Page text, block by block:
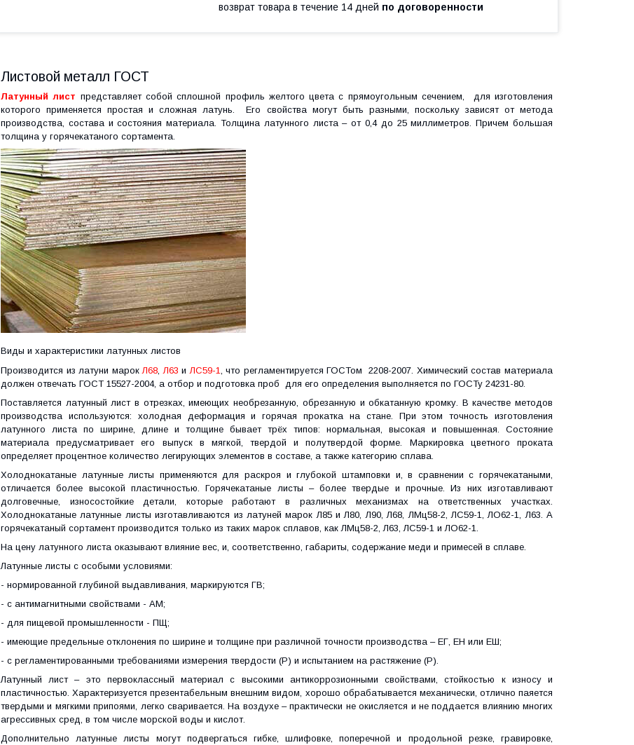
возврат товара в течение 14 дней по договоренности
Листовой металл ГОСТ
Латунный лист представляет собой сплошной профиль желтого цвета с прямоугольным сечением, для изготовления
которого применяется простая и сложная латунь. Его свойства могут быть разными, поскольку зависят от метода
производства, состава и состояния материала. Толщина латунного листа – от 0,4 до 25 миллиметров. Причем большая
толщина у горячекатаного сортамента.
Виды и характеристики латунных листов
Производится из латуни марокЛ68 Л63 и ЛС59-1
, что регламентируется ГОСТом 2208-2007. Химический состав материала
должен отвечать ГОСТ 15527-2004, а отбор и подготовка проб для его определения выполняется по ГОСТу 24231-80.
Поставляется латунный лист в отрезках, имеющих необрезанную, обрезанную и обкатанную кромку. В качестве методов
производства используются: холодная деформация и горячая прокатка на стане. При этом точность изготовления
латунного листа по ширине, длине и толщине бывает трёх типов: нормальная, высокая и повышенная. Состояние
материала предусматривает его выпуск в мягкой, твердой и полутвердой форме. Маркировка цветного проката
определяет процентное количество легирующих элементов в составе, а также категорию сплава.
Холоднокатаные латунные листы применяются для раскроя и глубокой штамповки и, в сравнении с горячекатаными,
отличается более высокой пластичностью. Горячекатаные листы – более твердые и прочные. Из них изготавливают
долговечные, износостойкие детали, которые работают в различных механизмах на ответственных участках.
Холоднокатаные латунные листы изготавливаются из латуней марок Л85 и Л80, Л90, Л68, ЛМц58-2, ЛС59-1, ЛО62-1, Л63. А
горячекатаный сортамент производится только из таких марок сплавов, как ЛМц58-2, Л63, ЛС59-1 и ЛО62-1.
На цену латунного листа оказывают влияние вес, и, соответственно, габариты, содержание меди и примесей в сплаве.
Латунные листы с особыми условиями:
- нормированной глубиной выдавливания, маркируются ГВ;
- с антимагнитными свойствами - АМ;
- для пищевой промышленности - ПЩ;
- имеющие предельные отклонения по ширине и толщине при различной точности производства – ЕГ, ЕН или ЕШ;
- с регламентированными требованиями измерения твердости (Р) и испытанием на растяжение (Р).
Латунный лист – это первоклассный материал с высокими антикоррозионными свойствами, стойкостью к износу и
пластичностью. Характеризуется презентабельным внешним видом, хорошо обрабатывается механически, отлично паяется
твердыми и мягкими припоями, легко сваривается. На воздухе – практически не окисляется и не поддается влиянию многих
агрессивных сред, в том числе морской воды и кислот.
Дополнительно латунные листы могут подвергаться гибке, шлифовке, поперечной и продольной резке, гравировке,